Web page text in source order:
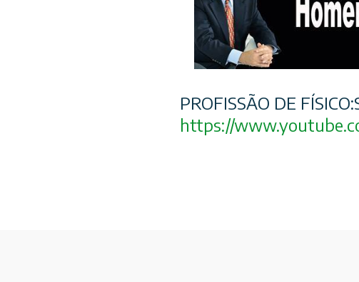
PROFISSÃO DE
https://